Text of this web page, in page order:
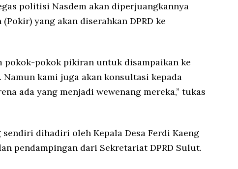
politisi Nasdem akan diperjuangkannya
yang akan diserahkan DPRD ke
pokok-pokok pikiran untuk disampaikan ke
kami juga akan konsultasi kepada
ada yang menjadi wewenang mereka,” tukas
dihadiri oleh Kepala Desa Ferdi Kaeng
pendampingan dari Sekretariat DPRD Sulut.